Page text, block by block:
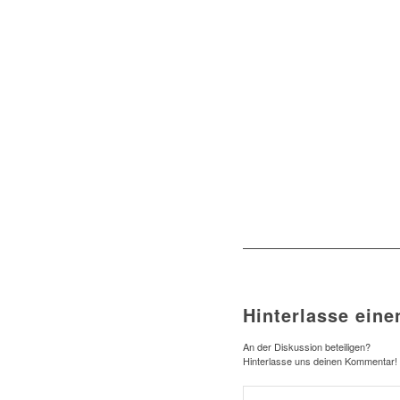
Hinterlasse
An der Diskussion beteiligen?
Hinterlasse uns deinen Kommentar!